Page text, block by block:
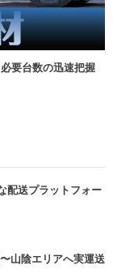
要台数の迅速把握
配送プラットフォー
山陰エリアへ実運送